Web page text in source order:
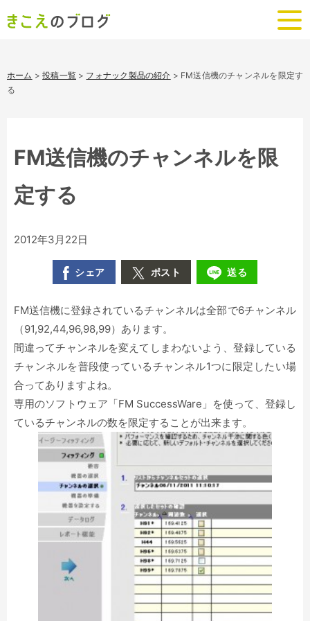
ホーム >投稿一覧 > フォナック製品の紹介 > FM送信機のチャンネルを限定す
る
FM送信機のチャンネルを限
定する
2012年3月22日
シェア ポスト 送る
FM送信機に登録されているチャンネルは全部で6チャンネル
（91,92,44,96,98,99）あります。
間違ってチャンネルを変えてしまわないよう、登録している
チャンネルを普段使っているチャンネル1つに限定したい場
合ってありますよね。
専用のソフトウェア「FM SuccessWare」を使って、登録し
ているチャンネルの数を限定することが出来ます。